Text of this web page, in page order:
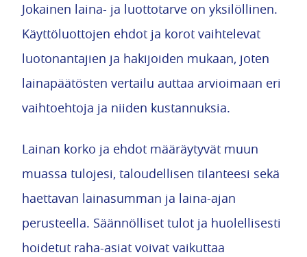
Jokainen laina- ja luottotarve on yksilöllinen.
Käyttöluottojen ehdot ja korot vaihtelevat
luotonantajien ja hakijoiden mukaan, joten
lainapäätösten vertailu auttaa arvioimaan eri
vaihtoehtoja ja niiden kustannuksia.
Lainan korko ja ehdot määräytyvät muun
muassa tulojesi, taloudellisen tilanteesi sekä
haettavan lainasumman ja laina-ajan
perusteella. Säännölliset tulot ja huolellisesti
hoidetut raha-asiat voivat vaikuttaa